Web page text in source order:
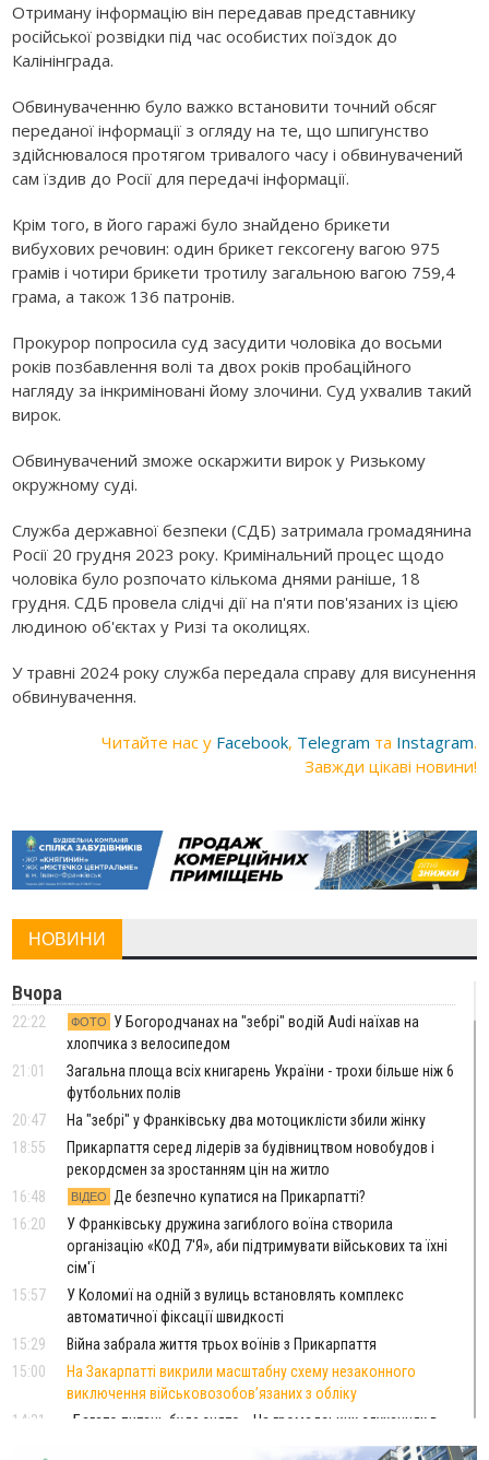
Отриману інформацію він передавав представнику
російської розвідки під час особистих поїздок до
Калінінграда.
Обвинуваченню було важко встановити точний обсяг
переданої інформації з огляду на те, що шпигунство
здійснювалося протягом тривалого часу і обвинувачений
сам їздив до Росії для передачі інформації.
Крім того, в його гаражі було знайдено брикети
вибухових речовин: один брикет гексогену вагою 975
грамів і чотири брикети тротилу загальною вагою 759,4
грама, а також 136 патронів.
Прокурор попросила суд засудити чоловіка до восьми
років позбавлення волі та двох років пробаційного
нагляду за інкриміновані йому злочини. Суд ухвалив такий
вирок.
Обвинувачений зможе оскаржити вирок у Ризькому
окружному суді.
Служба державної безпеки (СДБ) затримала громадянина
Росії 20 грудня 2023 року. Кримінальний процес щодо
чоловіка було розпочато кількома днями раніше, 18
грудня. СДБ провела слідчі дії на п'яти пов'язаних із цією
людиною об'єктах у Ризі та околицях.
У травні 2024 року служба передала справу для висунення
обвинувачення.
Читайте нас у Facebook, Telegram та Instagram.
Завжди цікаві новини!
НОВИНИ
Вчора
22:22 ФОТО
У Богородчанах на "зебрі" водій Audi наїхав на
хлопчика з велосипедом
21:01
Загальна площа всіх книгарень України - трохи більше ніж 6
футбольних полів
20:47
На "зебрі" у Франківську два мотоциклісти збили жінку
18:55
Прикарпаття серед лідерів за будівництвом новобудов і
рекордсмен за зростанням цін на житло
16:48
ВІДЕО
Де безпечно купатися на Прикарпатті?
16:20
У Франківську дружина загиблого воїна створила
організацію «КОД 7'Я», аби підтримувати військових та їхні
сім'ї
15:57
У Коломиї на одній з вулиць встановлять комплекс
автоматичної фіксації швидкості
15:29
Війна забрала життя трьох воїнів з Прикарпаття
15:00
На Закарпатті викрили масштабну схему незаконного
виключення військовозобов’язаних з обліку
14:31
«Багато питань буде знято». На громадських слуханнях в
Яремче обговорили, як вирішити питання джипінгу в